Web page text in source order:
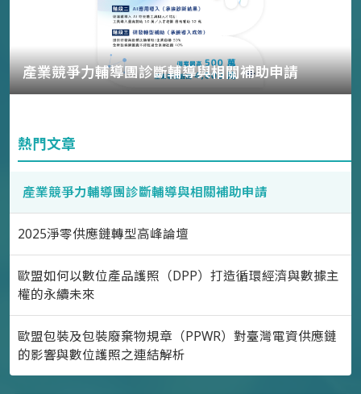
產業競爭力輔導團診斷輔導與相關補助申請
熱門文章
產業競爭力輔導團診斷輔導與相關補助申請
2025淨零供應鏈轉型高峰論壇
歐盟如何以數位產品護照（DPP）打造循環經濟與數據主
權的永續未來
歐盟包裝及包裝廢棄物規章（PPWR）對臺灣電資供應鏈
的影響與數位護照之連結解析